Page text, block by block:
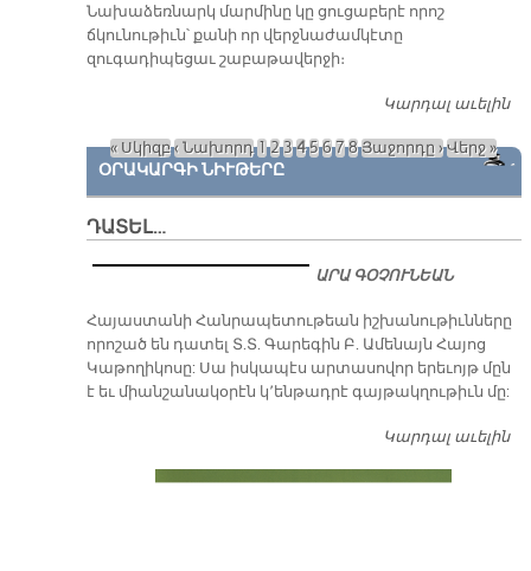
Նախաձեռնարկ մարմինը կը ցուցաբերէ որոշ
ճկունութիւն՝ քանի որ վերջնաժամկէտը
զուգադիպեցաւ շաբաթավերջի։
Կարդալ աւելին
Էջեր
« Սկիզբ‹ Նախորդ 1 2 34 56 78 Յաջորդը ›Վերջ »
ՕՐԱԿԱՐԳԻ ՆԻՒԹԵՐԸ
ԴԱՏԵԼ…
ԱՐԱ ԳՕՉՈՒՆԵԱՆ
​Հայաստանի Հանրապետութեան իշխանութիւնները
որոշած են դատել Տ.Տ. Գարեգին Բ. Ամենայն Հայոց
Կաթողիկոսը: Սա իսկապէս արտասովոր երեւոյթ մըն
է եւ միանշանակօրէն կ՚ենթադրէ գայթակղութիւն մը:
Կարդալ աւելին